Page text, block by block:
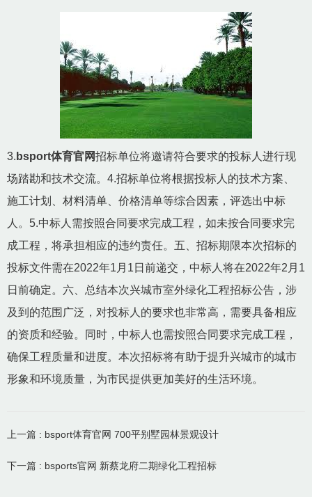
3. bsport体育官网招标单位将邀请符合要求的投标人进行现
场踏勘和技术交流。4.招标单位将根据投标人的技术方案、
施工计划、材料清单、价格清单等综合因素，评选出中标
人。5.中标人需按照合同要求完成工程，如未按合同要求完
成工程，将承担相应的违约责任。五、招标期限本次招标的
投标文件需在2022年1月1日前递交，中标人将在2022年2月1
日前确定。六、总结本次兴城市室外绿化工程招标公告，涉
及到的范围广泛，对投标人的要求也非常高，需要具备相应
的资质和经验。同时，中标人也需按照合同要求完成工程，
确保工程质量和进度。本次招标将有助于提升兴城市的城市
形象和环境质量，为市民提供更加美好的生活环境。
上一篇 : bsport体育官网 700平别墅园林景观设计
下一篇 : bsports官网 新蔡龙府二期绿化工程招标